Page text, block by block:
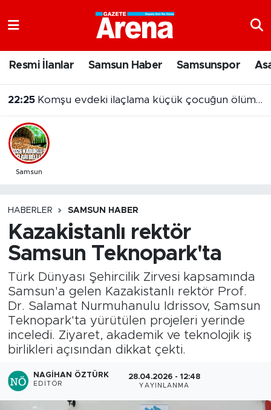
Resmi İlanlar Samsun Haber Samsunspor
22:25 Komşu evdeki ilaçlama küçük çocuğun ölümüne neden oldu
Samsun
HABERLER SAMSUN HABER
Kazakistanlı rektör
Samsun Teknopark'ta
Türk Dünyası Şehircilik Zirvesi kapsamında
Samsun'a gelen Kazakistanlı rektör Prof.
Dr. Salamat Nurmuhanulu Idrissov, Samsun
Teknopark'ta yürütülen projeleri yerinde
inceledi. Ziyaret, akademik ve teknolojik iş
birlikleri açısından dikkat çekti.
NAGIHAN ÖZTÜRK
EDITÖR
28.04.2026 - 12:48
YAYINLANMA
Samsun Namaz Vakitleri
Trafik Durumu
Süper Lig Puan Durumu ve Fikstür
Son Dakika Haberleri
Haber Arşivi